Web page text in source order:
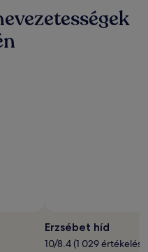
Erzsébet híd
10/8.4 (1 029 értékelés)